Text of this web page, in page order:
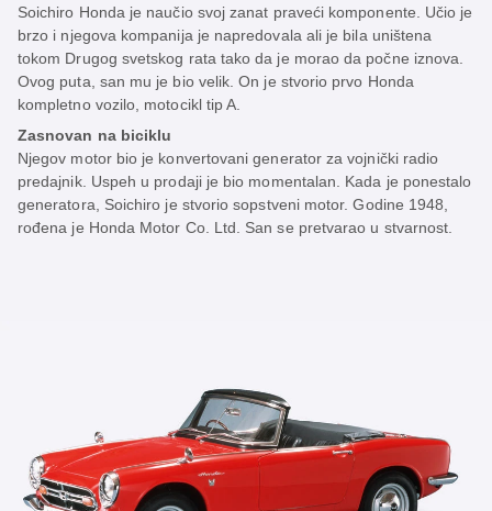
Soichiro Honda je naučio svoj zanat praveći komponente. Učio je
brzo i njegova kompanija je napredovala ali je bila uništena
tokom Drugog svetskog rata tako da je morao da počne iznova.
Ovog puta, san mu je bio velik. On je stvorio prvo Honda
kompletno vozilo, motocikl tip A.
Zasnovan na biciklu
Njegov motor bio je konvertovani generator za vojnički radio
predajnik. Uspeh u prodaji je bio momentalan. Kada je ponestalo
generatora, Soichiro je stvorio sopstveni motor. Godine 1948,
rođena je Honda Motor Co. Ltd. San se pretvarao u stvarnost.